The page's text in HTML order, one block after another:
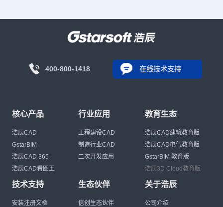
400-800-1418 在线技术支持
核心产品
浩辰CAD
GstarBIM
浩辰CAD 365
浩辰CAD看图王
行业应用
工程建设CAD
制造行业CAD
二次开发应用
教育生态
浩辰CAD建筑教育版
浩辰CAD电气教育版
GstarBIM 教育版
浩辰3D Cloud教育版
技术支持
安装注册文档
生态伙伴
信创生态伙伴
关于浩辰
公司介绍